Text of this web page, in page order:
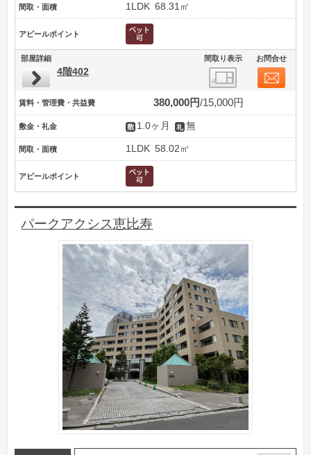
間取・面積 1LDK 68.31㎡
アピールポイント
部屋詳細 間取り表示 お問合せ
4階402
賃料・管理費・共益費 380,000円 15,000円
敷金・礼金 1.0ヶ月 無
間取・面積 1LDK 58.02㎡
アピールポイント
パークアクシス恵比寿